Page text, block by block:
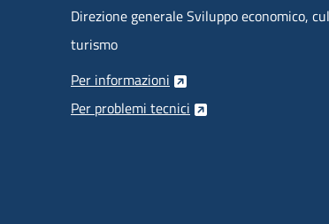
Direzione generale Sviluppo economico,
turismo
Per informazioni
Per problemi tecnici